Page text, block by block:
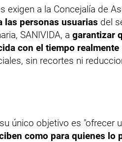
exigen a la Concejalía de
las personas usuarias del
SANIVIDA, a garantizar
con el tiempo realmente
sin recortes ni
único objetivo es "ofrecer
como para quienes lo